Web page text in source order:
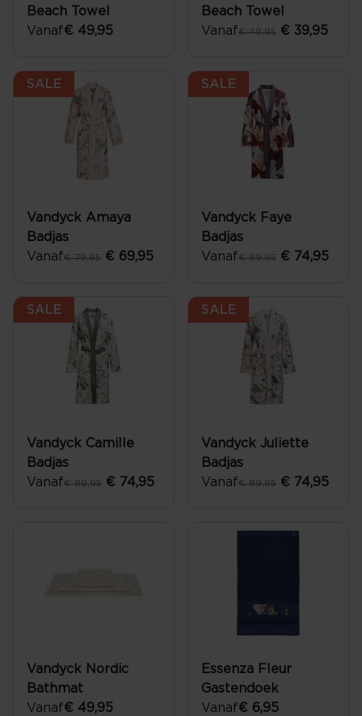
Beach Towel
Vanaf€ 49,95
Beach Towel
Vanaf€ 49,95 € 39,95
SALE
Vandyck Amaya
Badjas
Vanaf€ 79,95 € 69,95
SALE
Vandyck Faye
Badjas
Vanaf€ 89,95 € 74,95
SALE
Vandyck Camille
Badjas
Vanaf€ 89,95 € 74,95
SALE
Vandyck Juliette
Badjas
Vanaf€ 89,95 € 74,95
Vandyck Nordic
Bathmat
Vanaf€ 49,95
Essenza Fleur
Gastendoek
Vanaf€ 6,95